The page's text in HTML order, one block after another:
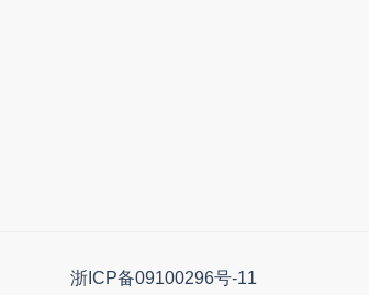
浙ICP备09100296号-11